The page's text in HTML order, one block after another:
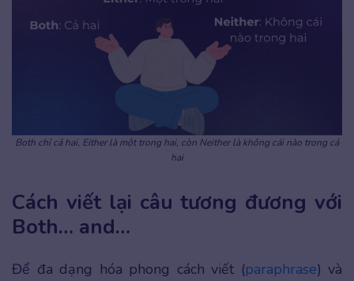
Both chỉ cả hai, Either là một trong hai, còn Neither là không cái nào trong cả
hai
Cách viết lại câu tương đương với
Both… and…
Để đa dạng hóa phong cách viết (paraphrase) và